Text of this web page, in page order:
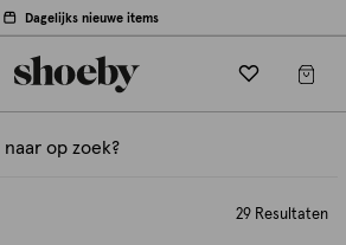
Dagelijks nieuwe items
29 Resultaten